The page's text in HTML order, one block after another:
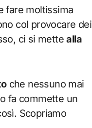
fare moltissima
col provocare dei
ci si mettealla
che nessuno mai
fa commette un
Scopriamo